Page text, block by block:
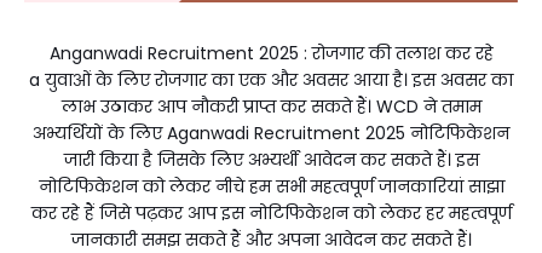
Anganwadi Recruitment 2025 : रोजगार की तलाश कर रहे
a युवाओं के लिए रोजगार का एक और अवसर आया है। इस अवसर का
लाभ उठाकर आप नौकरी प्राप्त कर सकते हैं। WCD ने तमाम
अभ्यर्थियों के लिए Aganwadi Recruitment 2025 नोटिफिकेशन
जारी किया है जिसके लिए अभ्यर्थी आवेदन कर सकते हैं। इस
नोटिफिकेशन को लेकर नीचे हम सभी महत्वपूर्ण जानकारियां साझा
कर रहे हैं जिसे पढ़कर आप इस नोटिफिकेशन को लेकर हर महत्वपूर्ण
जानकारी समझ सकते हैं और अपना आवेदन कर सकते हैं।